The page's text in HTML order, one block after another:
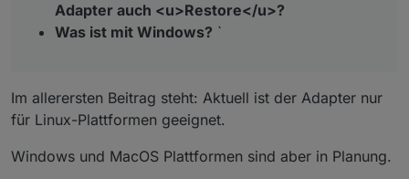
Adapter auch <u>Restore</u>?
Was ist mit Windows? `
Im allerersten Beitrag steht: Aktuell ist der Adapter nur
für Linux-Plattformen geeignet.
Windows und MacOS Plattformen sind aber in Planung.